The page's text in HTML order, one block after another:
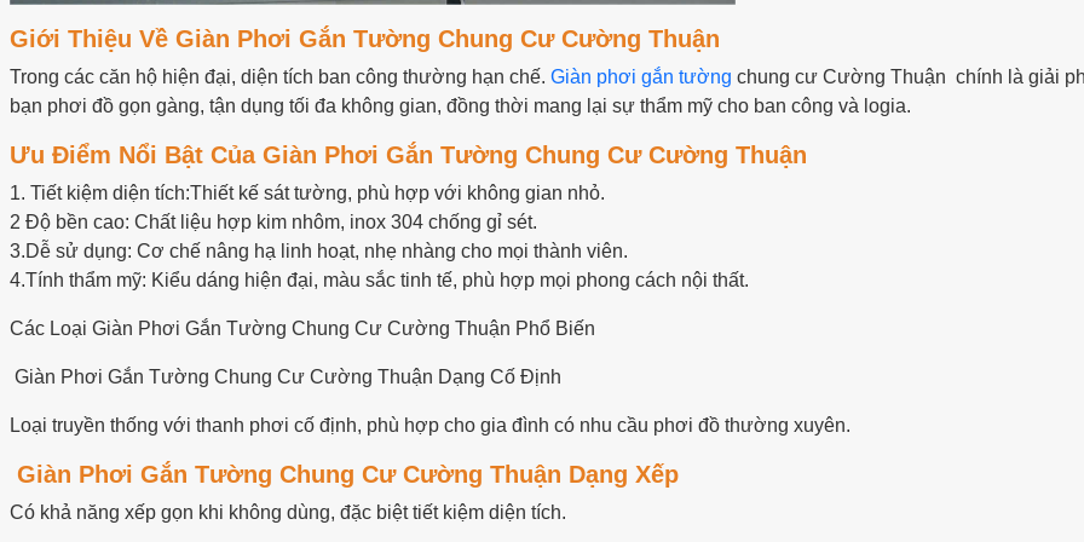
Giới Thiệu Về Giàn Phơi Gắn Tường Chung Cư Cường Thuận
Trong các căn hộ hiện đại, diện tích ban công thường hạn chế. Giàn phơi gắn tường chung cư Cường Thuận chính là giải
bạn phơi đồ gọn gàng, tận dụng tối đa không gian, đồng thời mang lại sự thẩm mỹ cho ban công và logia.
Ưu Điểm Nổi Bật Của Giàn Phơi Gắn Tường Chung Cư Cường Thuận
1. Tiết kiệm diện tích:Thiết kế sát tường, phù hợp với không gian nhỏ.
2 Độ bền cao: Chất liệu hợp kim nhôm, inox 304 chống gỉ sét.
3.Dễ sử dụng: Cơ chế nâng hạ linh hoạt, nhẹ nhàng cho mọi thành viên.
4.Tính thẩm mỹ: Kiểu dáng hiện đại, màu sắc tinh tế, phù hợp mọi phong cách nội thất.
Các Loại Giàn Phơi Gắn Tường Chung Cư Cường Thuận Phổ Biến
Giàn Phơi Gắn Tường Chung Cư Cường Thuận Dạng Cố Định
Loại truyền thống với thanh phơi cố định, phù hợp cho gia đình có nhu cầu phơi đồ thường xuyên.
Giàn Phơi Gắn Tường Chung Cư Cường Thuận Dạng Xếp
Có khả năng xếp gọn khi không dùng, đặc biệt tiết kiệm diện tích.